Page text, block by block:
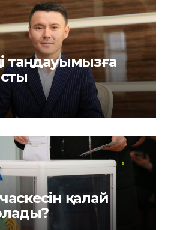
таңдауымызға
қалай